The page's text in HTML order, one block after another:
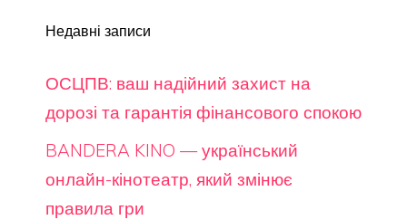
Недавні записи
ОСЦПВ: ваш надійний захист на
дорозі та гарантія фінансового спокою
BANDERA KINO — український
онлайн-кінотеатр, який змінює
правила гри